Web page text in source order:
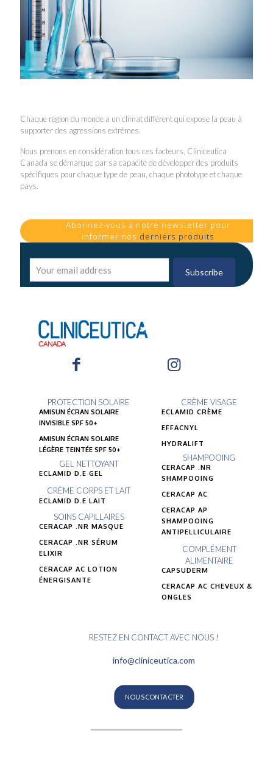
Chaque région du monde a un climat différent qui expose la peau à
supporter des agressions extrêmes.
Nous prenons en considération tous ces facteurs, Cliniceutica
Canada se démarque par sa capacité de développer des produits
spécifiques pour chaque type de peau, chaque phototype et chaque
pays.
Abonnez-vous à notre newsletter pour
informer nos derniers produits
PROTECTION SOLAIRE
AMISUN ÉCRAN SOLAIRE
INVISIBLE SPF 50+
AMISUN ÉCRAN SOLAIRE
LÉGÈRE TEINTÉE SPF 50+
GEL NETTOYANT
ECLAMID D.E GEL
CRÈME CORPS ET LAIT
ECLAMID D.E LAIT
SOINS CAPILLAIRES
CERACAP .NR MASQUE
CERACAP .NR SÉRUM
ELIXIR
CERACAP AC LOTION
ÉNERGISANTE
CRÈME VISAGE
ECLAMID CRÈME
EFFACNYL
HYDRALIFT
SHAMPOOING
CERACAP .NR
SHAMPOOING
CERACAP AC
CERACAP AP
SHAMPOOING
ANTIPELLICULAIRE
COMPLÉMENT
ALIMENTAIRE
CAPSUDERM
CERACAP AC CHEVEUX &
ONGLES
RESTEZ EN CONTACT AVEC NOUS !
info@cliniceutica.com
NOUS CONTACTER